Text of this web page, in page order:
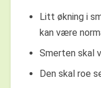
Litt økning i
kan være
Smerten skal
Den skal roe